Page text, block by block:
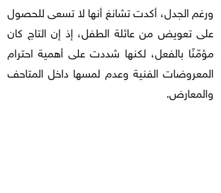
ورغم الجدل، أكدت تشانغ أنها لا تسعى للحصول
على تعويض من عائلة الطفل، إذ إن التاج كان
مؤمّنًا بالفعل، لكنها شددت على أهمية احترام
المعروضات الفنية وعدم لمسها داخل المتاحف
والمعارض.